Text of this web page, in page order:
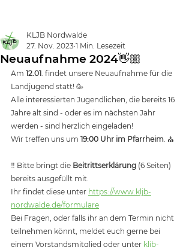
Neuaufnahme 2024👋🏼
KLJB Nordwalde
27. Nov. 2023 1 Min. Lesezeit
Am 12.01. findet unsere Neuaufnahme für die
Landjugend statt! 🥳
Alle interessierten Jugendlichen, die bereits 16
Jahre alt sind - oder es im nächsten Jahr
werden - sind herzlich eingeladen!
Wir treffen uns um 19:00 Uhr im Pfarrheim. ⛪️
‼️ Bitte bringt die Beitrittserklärung (6 Seiten)
bereits ausgefüllt mit.
Ihr findet diese unter https://www.kljb-
nordwalde.de/formulare
Bei Fragen, oder falls ihr an dem Termin nicht
teilnehmen könnt, meldet euch gerne bei
einem Vorstandsmitglied oder unter kljb-